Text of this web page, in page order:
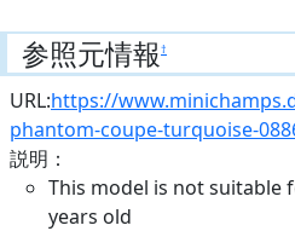
参照元情報†
URL:https://
phantom-coupe-turquoise-
説明：
This model is not suitable
years old